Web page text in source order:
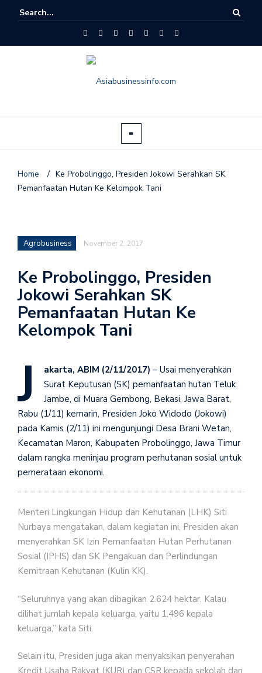
Home / Ke Probolinggo, Presiden Jokowi Serahkan SK
Pemanfaatan Hutan Ke Kelompok Tani
Agrobusiness November 2, 2017
Ke Probolinggo, Presiden
Jokowi Serahkan SK
Pemanfaatan Hutan Ke
Kelompok Tani
J akarta, ABIM (2/11/2017) – Usai menyerahkan
Surat Keputusan (SK) pemanfaatan hutan Teluk
Jambe, di Muara Gembong, Bekasi, Jawa Barat,
Rabu (1/11) kemarin, Presiden Joko Widodo (Jokowi)
pada Kamis (2/11) ini mengunjungi Desa Brani Wetan,
Kecamatan Maron, Kabupaten Probolinggo, Jawa Timur
dalam rangka meninjau program perhutanan sosial untuk
pemerataan ekonomi.
Menteri Lingkungan Hidup dan Kehutanan (LHK) Siti
Nurbaya mengatakan, dalam kegiatan ini, Presiden akan
menyerahkan SK Izin Pemanfaatan Hutan Perhutanan
Sosial (IPHS) dan SK Pengakuan dan Perlindungan
Kemitraan Kehutanan (Kulin KK).
“Seluruhnya yang akan dibagikan 2.624 hektar. Kalau
dilihat jumlah kepala keluarga, yaitu 1.496 kepala
keluarga,” kata Siti.
Selain itu, Presiden juga akan menyaksikan penyerahan